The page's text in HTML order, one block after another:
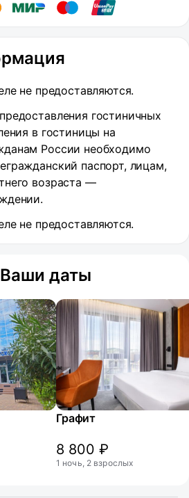
не предоставляются.
гостиничных
в гостиницы на
России необходимо
паспорт, лицам,
возраста —
не предоставляются.
даты
Графит
8 800 ₽
1 ночь, 2 взрослых